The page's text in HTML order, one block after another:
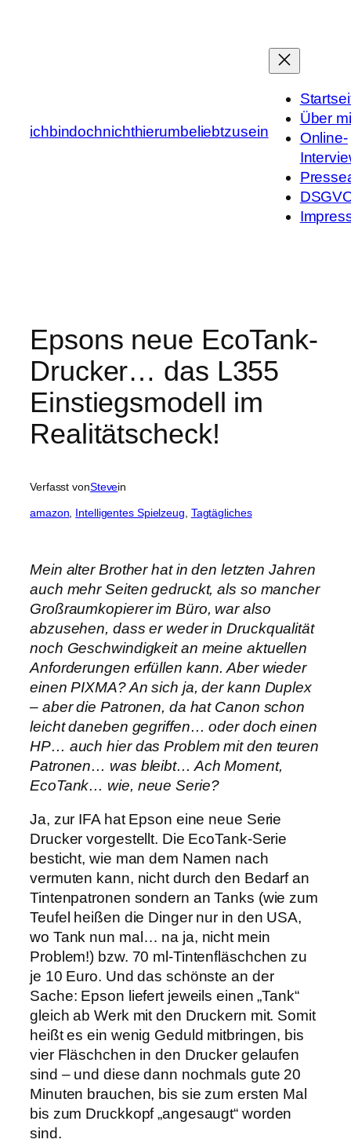
ichbindochnichthierumbeliebtzusein
Über
Online-
Epsons neue EcoTank-
Drucker… das L355
Einstiegsmodell im
Realitätscheck!
Verfasst vonStevein
amazon Intelligentes Spielzeug Tagtägliches
Mein alter Brother hat in den letzten Jahren
auch mehr Seiten gedruckt, als so mancher
Großraumkopierer im Büro, war also
abzusehen, dass er weder in Druckqualität
noch Geschwindigkeit an meine aktuellen
Anforderungen erfüllen kann. Aber wieder
einen PIXMA? An sich ja, der kann Duplex
– aber die Patronen, da hat Canon schon
leicht daneben gegriffen… oder doch einen
HP… auch hier das Problem mit den teuren
Patronen… was bleibt… Ach Moment,
EcoTank… wie, neue Serie?
Ja, zur IFA hat Epson eine neue Serie
Drucker vorgestellt. Die EcoTank-Serie
besticht, wie man dem Namen nach
vermuten kann, nicht durch den Bedarf an
Tintenpatronen sondern an Tanks (wie zum
Teufel heißen die Dinger nur in den USA,
wo Tank nun mal… na ja, nicht mein
Problem!) bzw. 70 ml-Tintenfläschchen zu
je 10 Euro. Und das schönste an der
Sache: Epson liefert jeweils einen „Tank“
gleich ab Werk mit den Druckern mit. Somit
heißt es ein wenig Geduld mitbringen, bis
vier Fläschchen in den Drucker gelaufen
sind – und diese dann nochmals gute 20
Minuten brauchen, bis sie zum ersten Mal
bis zum Druckkopf „angesaugt“ worden
sind.